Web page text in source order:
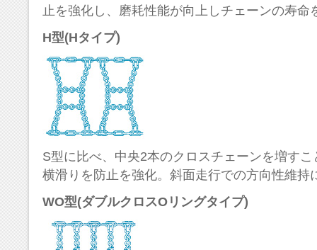
止を強化し、磨耗性能が向上しチェーンの寿命
H型(Hタイプ)
S型に比べ、中央2本のクロスチェーンを増す
横滑りを防止を強化。斜面走行での方向性維持
WO型(ダブルクロスOリングタイプ)